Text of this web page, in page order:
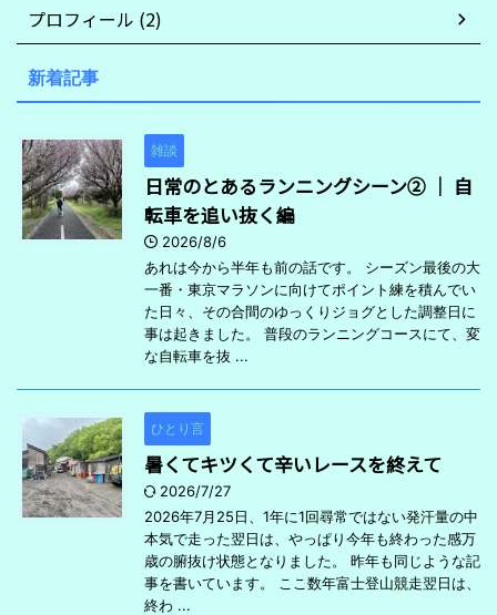
プロフィール (2)
新着記事
雑談
日常のとあるランニングシーン② ｜ 自
転車を追い抜く編
2026/8/6
あれは今から半年も前の話です。 シーズン最後の大
一番・東京マラソンに向けてポイント練を積んでい
た日々、その合間のゆっくりジョグとした調整日に
事は起きました。 普段のランニングコースにて、変
な自転車を抜 ...
ひとり言
暑くてキツくて辛いレースを終えて
2026/7/27
2026年7月25日、1年に1回尋常ではない発汗量の中
本気で走った翌日は、やっぱり今年も終わった感万
歳の腑抜け状態となりました。 昨年も同じような記
事を書いています。 ここ数年富士登山競走翌日は、
終わ ...